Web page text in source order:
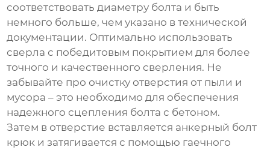
соответствовать диаметру болта и быть
немного больше, чем указано в технической
документации. Оптимально использовать
сверла с победитовым покрытием для более
точного и качественного сверления. Не
забывайте про очистку отверстия от пыли и
мусора – это необходимо для обеспечения
надежного сцепления болта с бетоном.
Затем в отверстие вставляется анкерный болт
крюк и затягивается с помощью гаечного